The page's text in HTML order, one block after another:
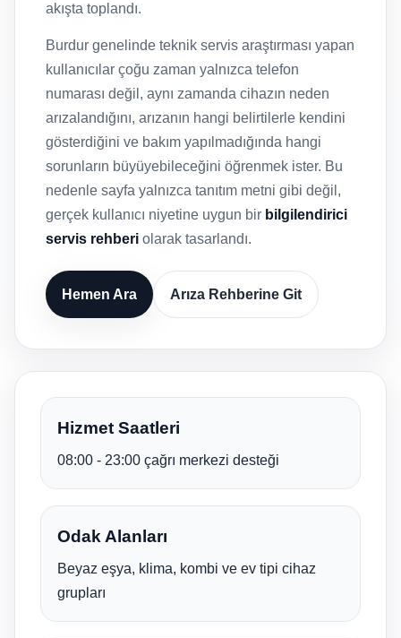
akışta toplandı.
Burdur genelinde teknik servis araştırması yapan
kullanıcılar çoğu zaman yalnızca telefon
numarası değil, aynı zamanda cihazın neden
arızalandığını, arızanın hangi belirtilerle kendini
gösterdiğini ve bakım yapılmadığında hangi
sorunların büyüyebileceğini öğrenmek ister. Bu
nedenle sayfa yalnızca tanıtım metni gibi değil,
gerçek kullanıcı niyetine uygun bir bilgilendirici
servis rehberi olarak tasarlandı.
Hemen Ara Arıza Rehberine Git
Hizmet Saatleri
08:00 - 23:00 çağrı merkezi desteği
Odak Alanları
Beyaz eşya, klima, kombi ve ev tipi cihaz
grupları